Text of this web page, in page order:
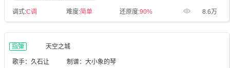
调式:C调 难度:简单 还原度:90% 8.6万
指弹 天空之城
歌手：久石让 制谱：大小象的琴